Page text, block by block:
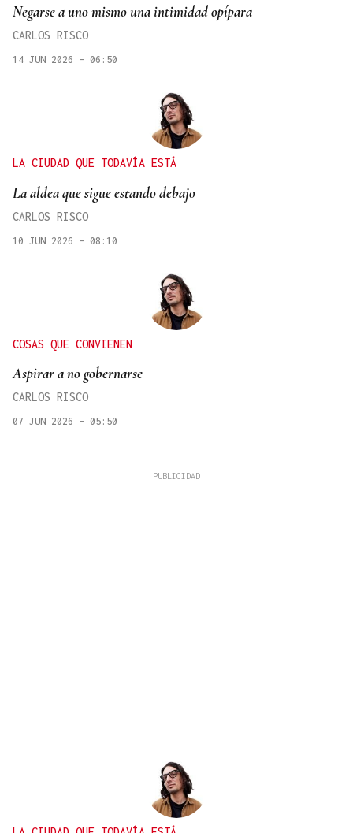
Negarse a uno mismo una intimidad opípara
CARLOS RISCO
14 JUN 2026 - 06:50
LA CIUDAD QUE TODAVÍA ESTÁ
La aldea que sigue estando debajo
CARLOS RISCO
10 JUN 2026 - 08:10
COSAS QUE CONVIENEN
Aspirar a no gobernarse
CARLOS RISCO
07 JUN 2026 - 05:50